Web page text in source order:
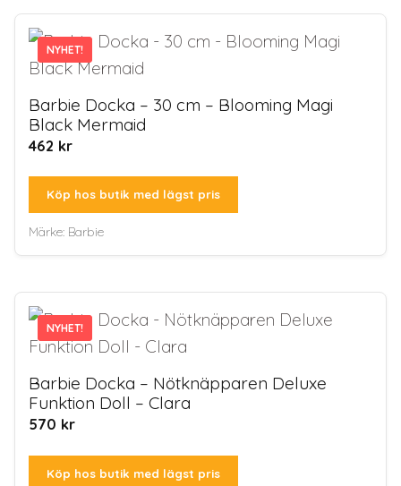
NYHET!
NYHET!
Barbie Docka – 30 cm – Blooming Magi
Black Mermaid
462 kr
Köp hos butik med lägst pris
Märke: Barbie
NYHET!
NYHET!
Barbie Docka – Nötknäpparen Deluxe
Funktion Doll – Clara
570 kr
Köp hos butik med lägst pris